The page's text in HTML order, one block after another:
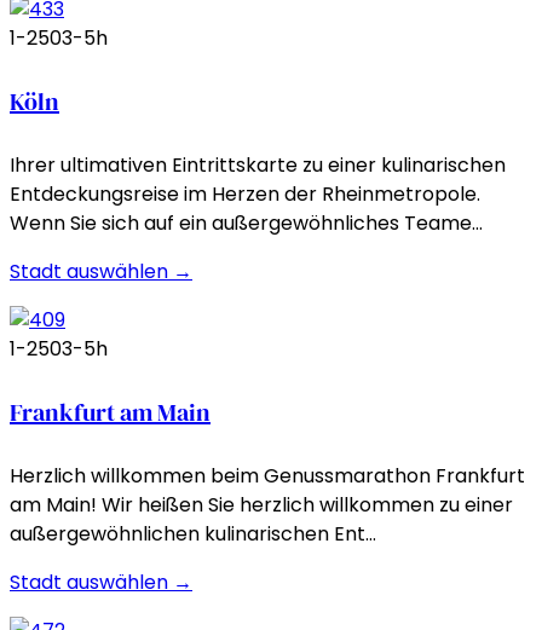
1-2503-5h
Köln
Ihrer ultimativen Eintrittskarte zu einer kulinarischen
Entdeckungsreise im Herzen der Rheinmetropole.
Wenn Sie sich auf ein außergewöhnliches Teame…
Stadt auswählen →
1-2503-5h
Frankfurt am Main
Herzlich willkommen beim Genussmarathon Frankfurt
am Main! Wir heißen Sie herzlich willkommen zu einer
außergewöhnlichen kulinarischen Ent…
Stadt auswählen →